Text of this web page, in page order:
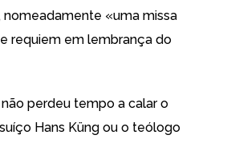
nomeadamente «uma missa
requiem em lembrança do
não perdeu tempo a calar o
Hans Küng ou o teólogo